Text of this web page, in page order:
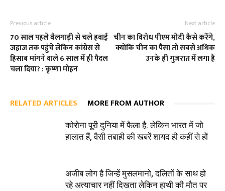
Previous article
70 साल पहले बैलगाड़ी से चले हवाई
जहाज तक पहुंचे लेकिन कांग्रेस से
हिसाब मांगने वाले 6 साल में ही पैदल
चला दिया? : कृष्णा मोहन
Next article
चीन का विरोध पीएम मोदी कैसे करेंगे,
क्योंकि चीन का पैसा तो सबसे अधिक
उनके ही गुजरात में लगा हैं
RELATED ARTICLES MORE FROM AUTHOR
कोरोना पूरी दुनिया में फैला है. लेकिन भारत में जो
हालात हैं, वैसी तबाही की खबरें शायद ही कहीं से हों
अजीब लोग है जिन्हें मुसलमानो, दलितों के साथ हो
रहे अत्याचार नहीं दिखता लेकिन हाथी की मौत पर